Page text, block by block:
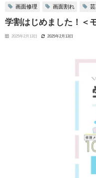
画面修理 画面割れ
学割はじめました！＜
2025年2月13日 2025年2月13日